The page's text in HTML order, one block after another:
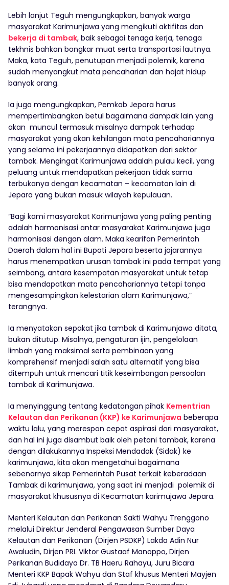
Lebih lanjut Teguh mengungkapkan, banyak warga
masyarakat Karimunjawa yang mengikuti aktifitas dan
bekerja di tambak, baik sebagai tenaga kerja, tenaga
tekhnis bahkan bongkar muat serta transportasi lautnya.
Maka, kata Teguh, penutupan menjadi polemik, karena
sudah menyangkut mata pencaharian dan hajat hidup
banyak orang.
Ia juga mengungkapkan, Pemkab Jepara harus
mempertimbangkan betul bagaimana dampak lain yang
akan muncul termasuk misalnya dampak terhadap
masyarakat yang akan kehilangan mata pencahariannya
yang selama ini pekerjaannya didapatkan dari sektor
tambak. Mengingat Karimunjawa adalah pulau kecil, yang
peluang untuk mendapatkan pekerjaan tidak sama
terbukanya dengan kecamatan – kecamatan lain di
Jepara yang bukan masuk wilayah kepulauan.
“Bagi kami masyarakat Karimunjawa yang paling penting
adalah harmonisasi antar masyarakat Karimunjawa juga
harmonisasi dengan alam. Maka kearifan Pemerintah
Daerah dalam hal ini Bupati Jepara beserta jajarannya
harus menempatkan urusan tambak ini pada tempat yang
seimbang, antara kesempatan masyarakat untuk tetap
bisa mendapatkan mata pencahariannya tetapi tanpa
mengesampingkan kelestarian alam Karimunjawa,”
terangnya.
Ia menyatakan sepakat jika tambak di Karimunjawa ditata,
bukan ditutup. Misalnya, pengaturan ijin, pengelolaan
limbah yang maksimal serta pembinaan yang
komprehensif menjadi salah satu alternatif yang bisa
ditempuh untuk mencari titik keseimbangan persoalan
tambak di Karimunjawa.
Ia menyinggung tentang kedatangan pihak Kementrian
Kelautan dan Perikanan (KKP) ke Karimunjawa beberapa
waktu lalu, yang merespon cepat aspirasi dari masyarakat,
dan hal ini juga disambut baik oleh petani tambak, karena
dengan dilakukannya Inspeksi Mendadak (Sidak) ke
karimunjawa, kita akan mengetahui bagaimana
sebenarnya sikap Pemerintah Pusat terkait keberadaan
Tambak di karimunjawa, yang saat ini menjadi polemik di
masyarakat khususnya di Kecamatan karimujawa Jepara.
Menteri Kelautan dan Perikanan Sakti Wahyu Trenggono
melalui Direktur Jenderal Pengawasan Sumber Daya
Kelautan dan Perikanan (Dirjen PSDKP) Lakda Adin Nur
Awaludin, Dirjen PRL Viktor Gustaaf Manoppo, Dirjen
Perikanan Budidaya Dr. TB Haeru Rahayu, Juru Bicara
Menteri KKP Bapak Wahyu dan Staf khusus Menteri Mayjen